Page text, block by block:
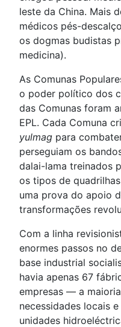
leste da China. Mais
médicos pés-
os dogmas budistas
medicina).
As Comunas
o poder político dos
das Comunas foram
EPL. Cada Comuna
yulmag para
perseguiam os
dalai-lama treinados
os tipos de
uma prova do apoio
transformações
Com a linha
enormes passos no
base industrial
havia apenas 67
empresas — a
necessidades locais
unidades